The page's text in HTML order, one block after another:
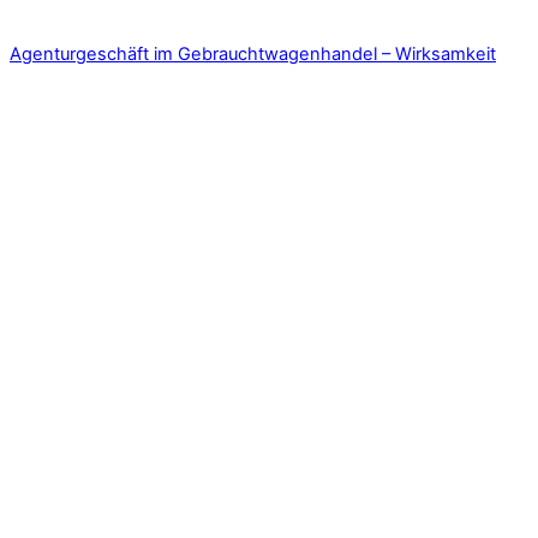
Agenturgeschäft im Gebrauchtwagenhandel – Wirksamkeit